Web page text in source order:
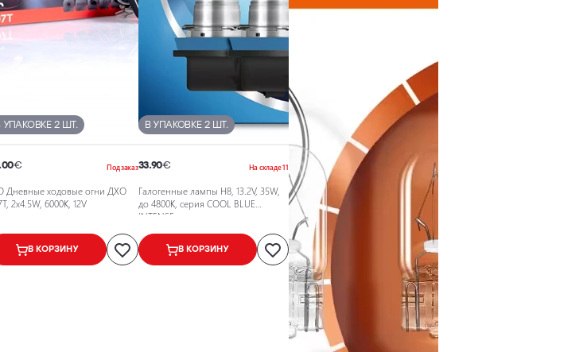
УПАКОВКЕ 2 ШТ.
€ Под заказ
Дневные ходовые огни ДХО
2x4.5W, 6000K, 12V
В КОРЗИНУ
В УПАКОВКЕ 2 ШТ.
33.90€ На складе 11
Галогенные лампы H8, 13.2V, 35W,
до 4800K, серия COOL BLUE
INTENSE
В КОРЗИНУ